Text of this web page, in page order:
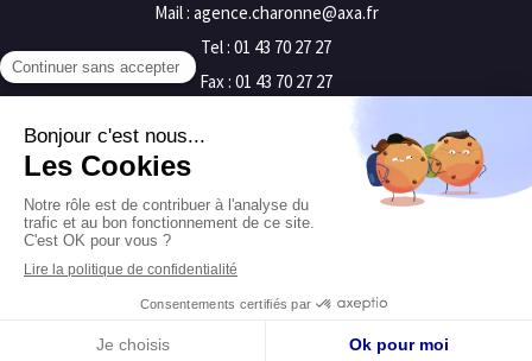
Mail : agence.charonne@axa.fr
Tel : 01 43 70 27 27
Fax : 01 43 70 27 27
Mentions légales
Plan du site
Création et référencement du site par Simplébo